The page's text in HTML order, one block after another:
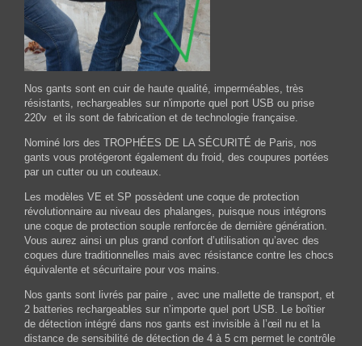
Nos gants sont en cuir de haute qualité, imperméables, très
résistants, rechargeables sur n'importe quel port USB ou prise
220v et ils sont de fabrication et de technologie française.
Nominé lors des TROPHÉES DE LA SÉCURITÉ de Paris, nos
gants vous protégeront également du froid, des coupures portées
par un cutter ou un couteaux.
Les modèles VE et SP possèdent une coque de protection
révolutionnaire au niveau des phalanges, puisque nous intégrons
une coque de protection souple renforcée de dernière génération.
Vous aurez ainsi un plus grand confort d’utilisation qu’avec des
coques dure traditionnelles mais avec résistance contre les chocs
équivalente et sécuritaire pour vos mains.
Nos gants sont livrés par paire , avec une mallette de transport, et
2 batteries rechargeables sur n’importe quel port USB. Le boîtier
de détection intégré dans nos gants est invisible à l’œil nu et la
distance de sensibilité de détection de 4 à 5 cm permet le contrôle